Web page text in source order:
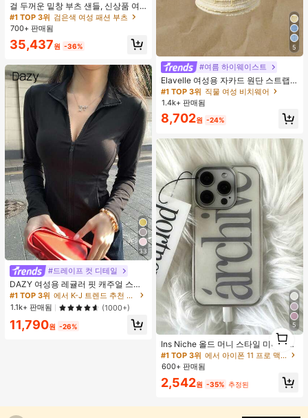
걸 두꺼운 밑창 부츠 샌들, 신상품 여
름 키높이 롱 샤프트 니치 섹시 팝 걸
끈 레트로 스트리트 스타일 앵클 부츠
거의 매진!
#1 TOP 3위 검은색 여성 패션 부츠
거의 매진!
#1 TOP 3위 검은색 여성 패션 부츠
거의 매진!
#1 TOP 3위 검은색 여성 패션 부츠
거의 매진!
700+ 판매됨
35,437원 -36%
33
#드레이프 컷 디테일
DAZY 여성용 레귤러 핏 캐주얼 스포
츠 지퍼업 봄버 재킷, 봄, 가을 여성 의
류 여성 코트
#1 TOP 3위
에서 K-J 트렌드 추천 상품 여성 아우터웨어
1.1k+ 판매됨
(1000+)
11,790원 -26%
5
#여름 하이웨이스트
Elavelle 여성용 자카드 원단 스트랩
불가사리 장식 홀터 탑, 봄/여름에 적
합 (탑만 포함, 반바지 미포함)
#1 TOP 3위 직물 여성 비치웨어
1.4k+ 판매됨
8,702원 -24%
5
Ins Niche 올드 머니 스타일 미니멀리
스트 영국식 전기 도금 실버 엣지 풀
커버리지 휴대폰 케이스, 아이폰 16 프
로 맥스, 애플 17 프로 맥스, 1/3/12/11,
14 프로 호환 (태그 없음)
#1 TOP 3위
에서 아이폰 11 프로 맥스 패션 폰 케이스
600+ 판매됨
2,542원 -35% 추정된
1